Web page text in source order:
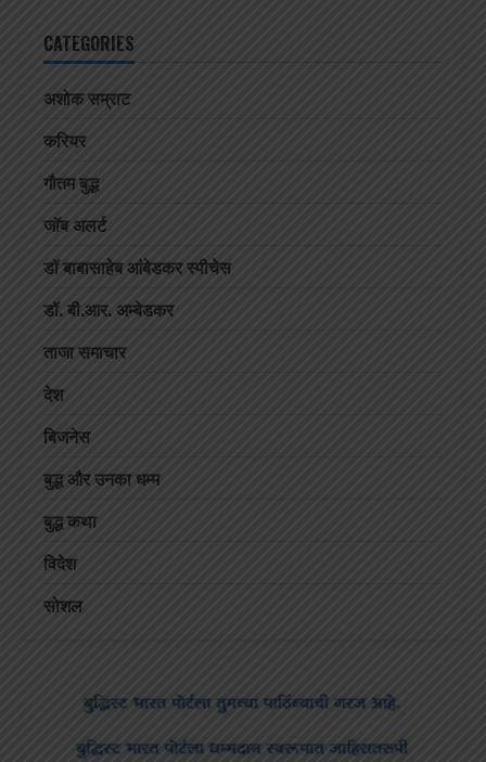
CATEGORIES
अशोक सम्राट
करियर
गौतम बुद्ध
जॉब अलर्ट
डॉ बाबासाहेब आंबेडकर स्पीचेस
डॉ. बी.आर. अम्बेडकर
ताजा समाचार
देश
बिजनेस
बुद्ध और उनका धम्म
बुद्ध कथा
विदेश
सोशल